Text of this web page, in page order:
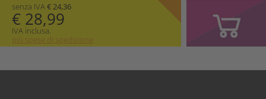
senza IVA€ 24,36
€ 28,99
IVA inclusa.
più spese di spedizione